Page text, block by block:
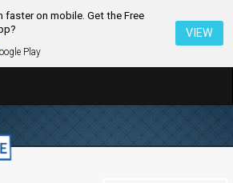
faster on mobile. Get the Free
Play
VIEW